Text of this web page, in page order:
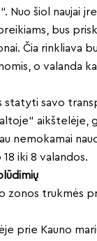
Nuo šiol naujai
bus
Čia rinkliava
o valanda
statyti savo
aikštelėje,
nemokamai
iki 8 valandos.
zonos trukmės
prie Kauno